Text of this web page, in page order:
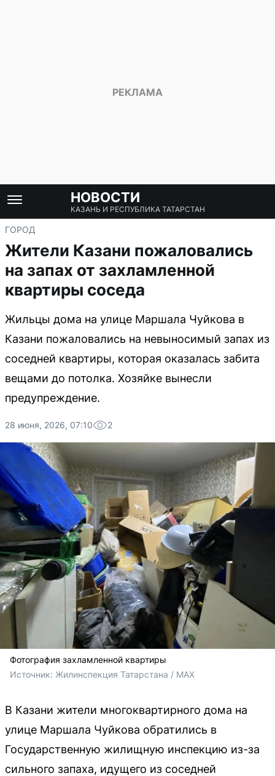
НОВОСТИ
КАЗАНЬ И РЕСПУБЛИКА ТАТАРСТАН
ГОРОД
Жители Казани пожаловались
на запах от захламленной
квартиры соседа
Жильцы дома на улице Маршала Чуйкова в
Казани пожаловались на невыносимый запах из
соседней квартиры, которая оказалась забита
вещами до потолка. Хозяйке вынесли
предупреждение.
28 июня, 2026, 07:10 2
Фотография захламленной квартиры
Источник: Жилинспекция Татарстана / MAX
В Казани жители многоквартирного дома на
улице Маршала Чуйкова обратились в
Государственную жилищную инспекцию из-за
сильного запаха, идущего из соседней